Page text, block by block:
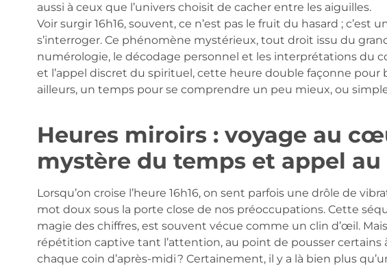
aussi à ceux que l’univers choisit de cacher entre les aiguilles.
Voir surgir 16h16, souvent, ce n’est pas le fruit du hasard ; c’est
s’interroger. Ce phénomène mystérieux, tout droit issu du
numérologie, le décodage personnel et les interprétations du
et l’appel discret du spirituel, cette heure double façonne
ailleurs, un temps pour se comprendre un peu mieux, ou
Heures miroirs : voyage au
mystère du temps et appel
Lorsqu’on croise l’heure 16h16, on sent parfois une drôle de
mot doux sous la porte close de nos préoccupations. Cette
magie des chiffres, est souvent vécue comme un clin d’œil.
répétition captive tant l’attention, au point de pousser
chaque coin d’après-midi ? Certainement, il y a là bien plus